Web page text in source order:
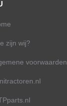
zijn wij?
voorwaarden